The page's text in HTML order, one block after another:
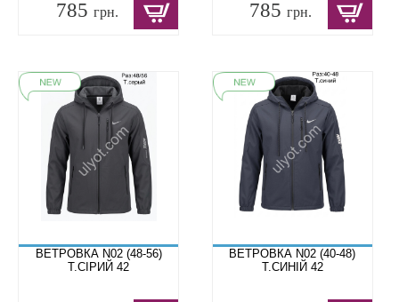
785 грн. 785грн.
ВЕТРОВКА N02 (48-56)
Т.СІРИЙ 42
ВЕТРОВКА N02 (40-48)
Т.СИНІЙ 42